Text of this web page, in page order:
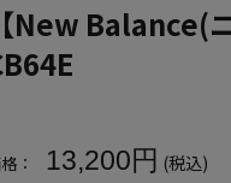
【New Balance(
： 13,200円 (税込)